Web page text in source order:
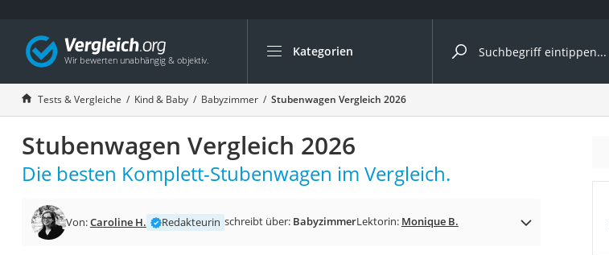
Kategorien
Die beliebtesten Vergleiche nach Kategorie
Kind & Baby
Babyphone mit 2 Kameras
Walkie-Talkie Kinder
Kindermatratzen
Babywippe
Rollschuhe für Kinder
Tests & Vergleiche Kind & Baby Babyzimmer Stubenwagen Vergleich 2026
Stubenwagen Vergleich 2026
Die besten Komplett-Stubenwagen im Vergleich.
Von:Caroline H. Redakteurin schreibt über: BabyzimmerLektorin: Monique B.